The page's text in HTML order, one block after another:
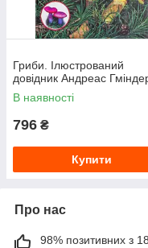
Гриби. Ілюстрований
довідник Андреас
В наявності
796 ₴
Купити
Про нас
98% позитивних з